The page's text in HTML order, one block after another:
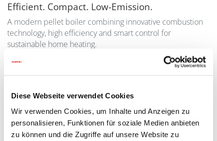
Diese Webseite verwendet Cookies
Wir verwenden Cookies, um Inhalte und Anzeigen zu
personalisieren, Funktionen für soziale Medien anbieten
zu können und die Zugriffe auf unsere Website zu
Efficient. Compact. Low-Emission.
A modern pellet boiler combining innovative combustion
technology, high efficiency and smart control for
sustainable home heating.
High Efficiency
Up to95% efficiency
Optimized combustion process
Reduced fuel consumption and heating costs